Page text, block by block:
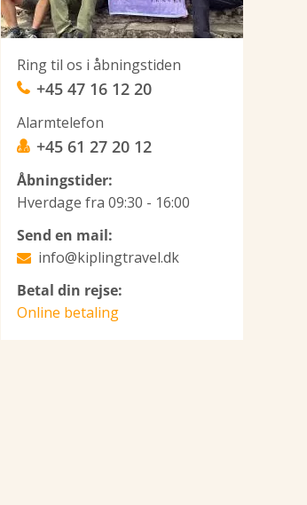
Ring til os i åbningstiden
+45 47 16 12 20
Alarmtelefon
+45 61 27 20 12
Åbningstider:
Hverdage fra 09:30 - 16:00
Send en mail:
info@kiplingtravel.dk
Betal din rejse:
Online betaling